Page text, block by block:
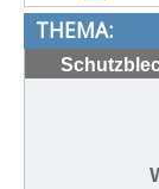
Treffen &
Cafe-Ecke
THEMA: